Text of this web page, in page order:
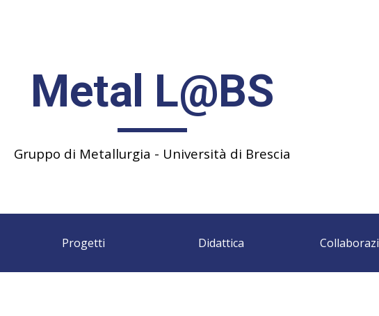
Metal L@BS
Gruppo di Metallurgia - Università di Brescia
Progetti Didattica